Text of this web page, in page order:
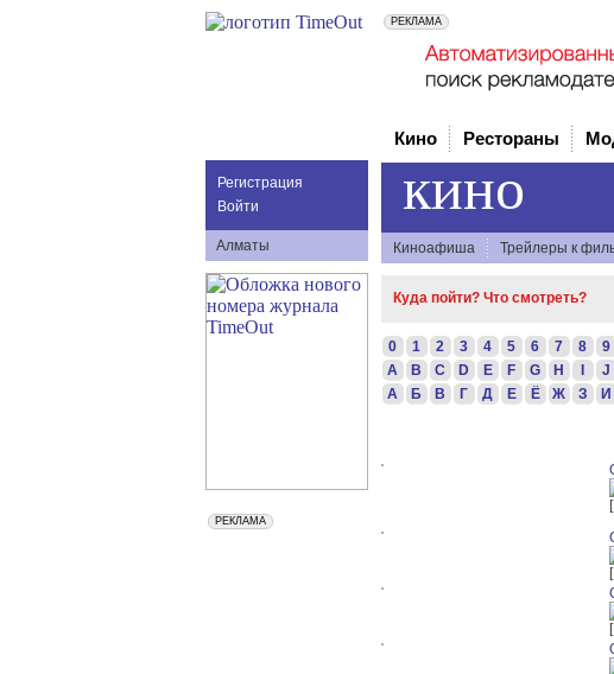
Регистрация
Войти
Алматы
Кино Рестораны
кино
Киноафиша Трейлеры к
Куда пойти? Что смотреть?
0 1 2 3 4 5 6 7 8
9
A
B C D E F G H J
А
Б В Г Д Е Ё Ж З И